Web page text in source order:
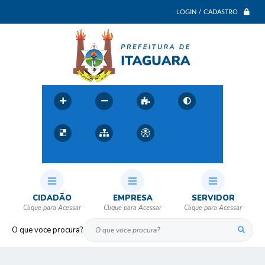
LOGIN / CADASTRO
O que voce procura?
CIDADÃO EMPRESA SERVIDOR